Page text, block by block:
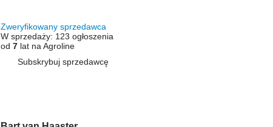
Zweryfikowany sprzedawca
W sprzedaży: 123 ogłoszenia
od 7lat na Agroline
Subskrybuj sprzedawcę